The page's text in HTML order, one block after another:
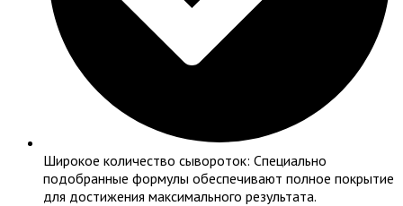
Широкое количество сывороток: Специально
подобранные формулы обеспечивают полное покрытие
для достижения максимального результата.